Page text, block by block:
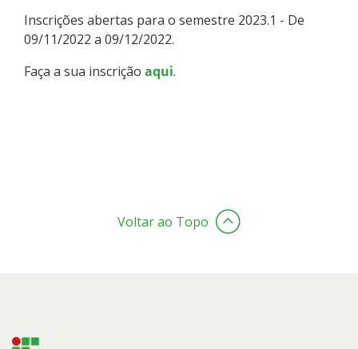
Inscrições abertas para o semestre 2023.1 - De
09/11/2022 a 09/12/2022.
Faça a sua inscrição aqui.
Voltar ao Topo